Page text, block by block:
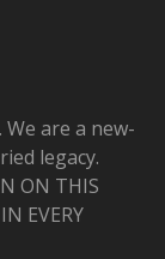
are a new-
legacy.
ON THIS
EVERY